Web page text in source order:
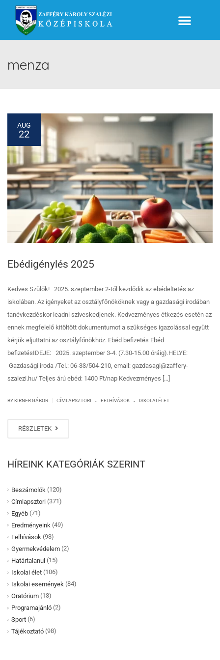
menza
AUG
22
Ebédigénylés 2025
Kedves Szülők! 2025. szeptember 2-től kezdődik az ebédeltetés az
iskolában. Az igényeket az osztályfőnököknek vagy a gazdasági irodában
tanévkezdéskor leadni szíveskedjenek. Kedvezményes étkezés esetén az
ennek megfelelő kitöltött dokumentumot a szükséges igazolással együtt
kérjük eljuttatni az osztályfőnökhöz. Ebéd befizetés Ebéd
befizetésIDEJE: 2025. szeptember 3-4. (7.30-15.00 óráig).HELYE:
Gazdasági iroda /Tel.: 06-33/504-210, email: gazdasagi@zaffery-
szalezi.hu/ Teljes árú ebéd: 1400 Ft/nap Kedvezményes […]
BY KIRNER GÁBOR CÍMLAPSZTORI . FELHÍVÁSOK . ISKOLAI ÉLET
RÉSZLETEK
HÍREINK KATEGÓRIÁK SZERINT
Beszámolók (120)
Címlapsztori (371)
Egyéb (71)
Eredményeink (49)
Felhívások (93)
Gyermekvédelem (2)
Határtalanul (15)
Iskolai élet (106)
Iskolai események (84)
Oratórium (13)
Programajánló (2)
Sport (6)
Tájékoztató (98)